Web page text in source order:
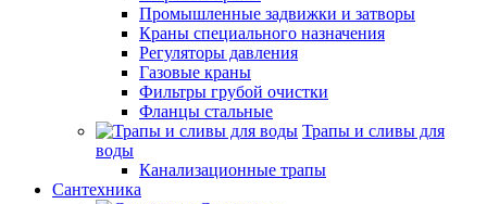
Промышленные задвижки и затворы
Краны специального назначения
Регуляторы давления
Газовые краны
Фильтры грубой очистки
Фланцы стальные
Трапы и сливы для
воды
Канализационные трапы
Сантехника